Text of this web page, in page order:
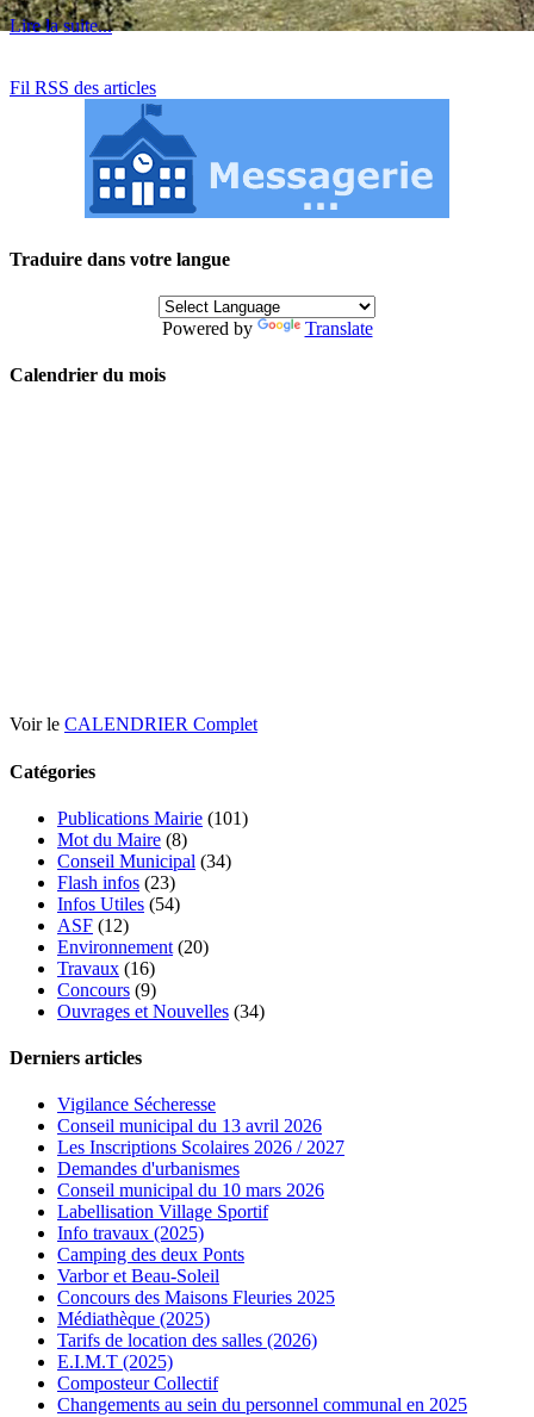
Lire la suite...
Fil RSS des articles
Traduire dans votre langue
Powered by Translate
Calendrier du mois
Voir le CALENDRIER Complet
Catégories
Publications Mairie (101)
Mot du Maire (8)
Conseil Municipal (34)
Flash infos (23)
Infos Utiles (54)
ASF (12)
Environnement (20)
Travaux (16)
Concours (9)
Ouvrages et Nouvelles (34)
Derniers articles
Vigilance Sécheresse
Conseil municipal du 13 avril 2026
Les Inscriptions Scolaires 2026 / 2027
Demandes d'urbanismes
Conseil municipal du 10 mars 2026
Labellisation Village Sportif
Info travaux (2025)
Camping des deux Ponts
Varbor et Beau-Soleil
Concours des Maisons Fleuries 2025
Médiathèque (2025)
Tarifs de location des salles (2026)
E.I.M.T (2025)
Composteur Collectif
Changements au sein du personnel communal en 2025